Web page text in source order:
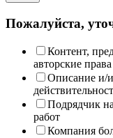
Пожалуйста,
Контент,
авторские права
Описание и/
Подрядчик
работ
Компания